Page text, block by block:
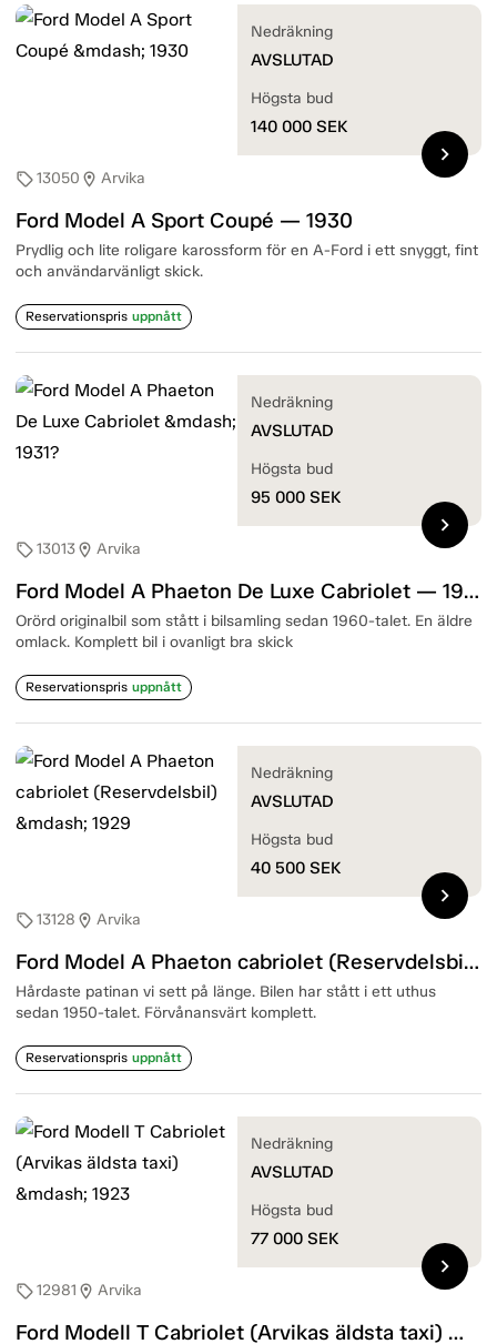
sell13050 location_on Arvika
Ford Model A Sport Coupé — 1930
Prydlig och lite roligare karossform för en A-Ford i ett snyggt, fint
och användarvänligt skick.
Reservationspris uppnått
Nedräkning
AVSLUTAD
Högsta bud
140 000 SEK
chevron_right
sell13013location_on Arvika
Ford Model A Phaeton De Luxe Cabriolet — 1931?
Orörd originalbil som stått i bilsamling sedan 1960-talet. En äldre
omlack. Komplett bil i ovanligt bra skick
Reservationspris uppnått
Nedräkning
AVSLUTAD
Högsta bud
95 000 SEK
chevron_right
sell13128 location_on Arvika
Ford Model A Phaeton cabriolet (Reservdelsbil) — 1929
Hårdaste patinan vi sett på länge. Bilen har stått i ett uthus
sedan 1950-talet. Förvånansvärt komplett.
Reservationspris uppnått
Nedräkning
AVSLUTAD
Högsta bud
40 500 SEK
chevron_right
sell12981 location_on Arvika
Ford Modell T Cabriolet (Arvikas äldsta taxi) — 1923
Nedräkning
AVSLUTAD
Högsta bud
77 000 SEK
chevron_right